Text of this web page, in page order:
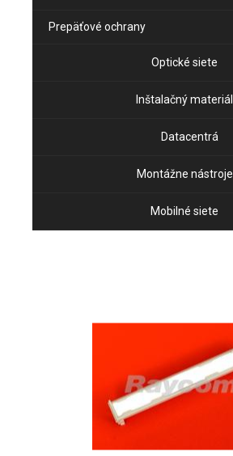
Prepäťové ochrany
Optické siete
Inštalačný materiál
Datacentrá
Montážne nástroje
Mobilné siete